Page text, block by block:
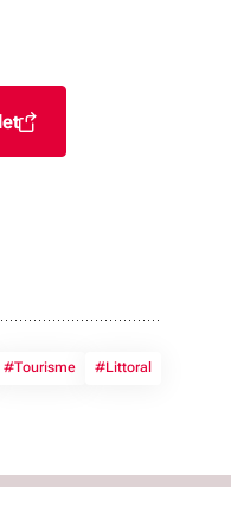
dans une nouvelle
une nouvelle fenêtre)
#Tourisme #Littoral